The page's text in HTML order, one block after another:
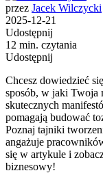
przez Jacek Wilczycki
2025-12-21
Udostępnij
12 min. czytania
Udostępnij
Chcesz dowiedzieć
sposób, w jaki Twoja
skutecznych
pomagają budować
Poznaj tajniki
angażuje
się w artykule i
biznesowy!